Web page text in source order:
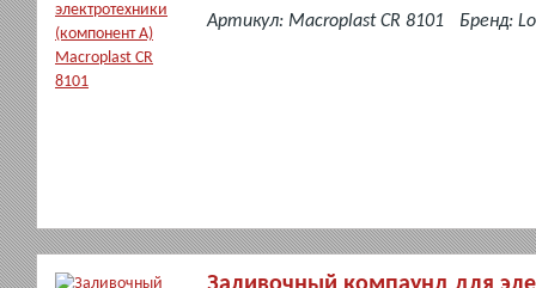
в
Артикул: Macroplast CR 8101 Бренд: